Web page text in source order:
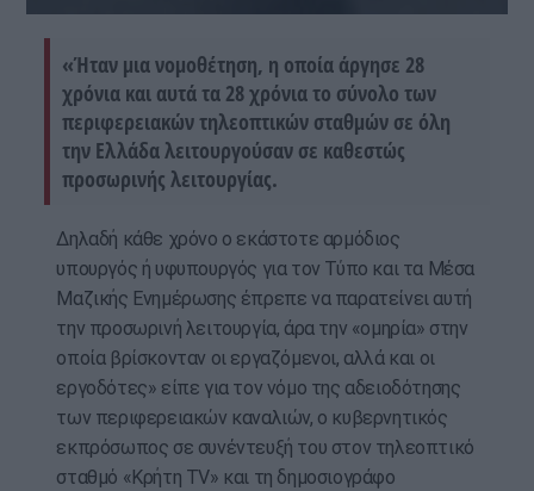
«Ήταν μια νομοθέτηση, η οποία άργησε 28
χρόνια και αυτά τα 28 χρόνια το σύνολο των
περιφερειακών τηλεοπτικών σταθμών σε όλη
την Ελλάδα λειτουργούσαν σε καθεστώς
προσωρινής λειτουργίας.
Δηλαδή κάθε χρόνο ο εκάστοτε αρμόδιος
υπουργός ή υφυπουργός για τον Τύπο και τα Μέσα
Μαζικής Ενημέρωσης έπρεπε να παρατείνει αυτή
την προσωρινή λειτουργία, άρα την «ομηρία» στην
οποία βρίσκονταν οι εργαζόμενοι, αλλά και οι
εργοδότες» είπε για τον νόμο της αδειοδότησης
των περιφερειακών καναλιών, ο κυβερνητικός
εκπρόσωπος σε συνέντευξή του στον τηλεοπτικό
σταθμό «Κρήτη TV» και τη δημοσιογράφο